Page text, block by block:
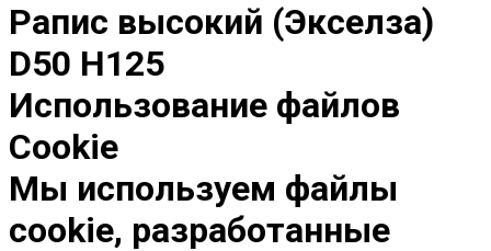
Рапис высокий (Экселза)
D50 H125
Использование файлов
Cookie
Мы используем файлы
cookie, разработанные